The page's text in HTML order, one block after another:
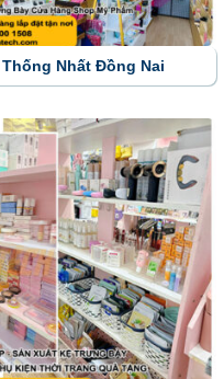
Nhất Đồng Nai